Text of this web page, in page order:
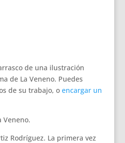
de una ilustración
de La Veneno. Puedes
de su trabajo, o encargar un
Veneno.
Rodríguez. La primera vez